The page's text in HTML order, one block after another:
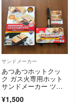
サンドメーカー
あつあつホットクッ
ク ガス火専用ホット
サンドメーカー ツイ
¥1,500